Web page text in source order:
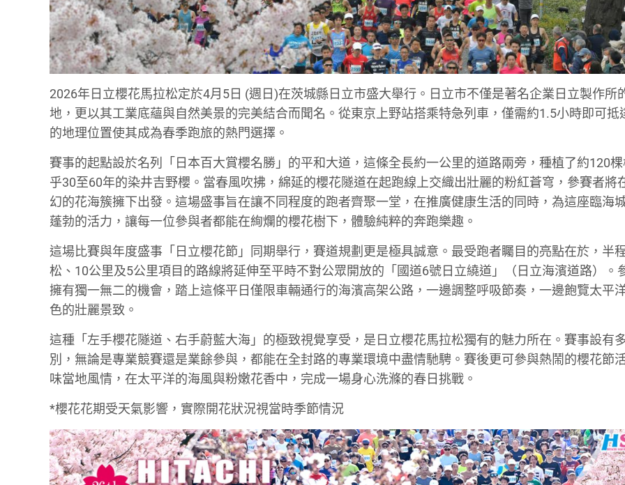
2026年日立櫻花馬拉松定於4月5日 (週日)在茨城縣日立市盛大舉行。日立市不僅是著名企業日立製作所
地，更以其工業底蘊與自然美景的完美結合而聞名。從東京上野站搭乘特急列車，僅需約1.5小時即可抵
的地理位置使其成為春季跑旅的熱門選擇。
賽事的起點設於名列「日本百大賞櫻名勝」的平和大道，這條全長約一公里的道路兩旁，種植了約120
乎30至60年的染井吉野櫻。當春風吹拂，綿延的櫻花隧道在起跑線上交織出壯麗的粉紅蒼穹，參賽者將
幻的花海簇擁下出發。這場盛事旨在讓不同程度的跑者齊聚一堂，在推廣健康生活的同時，為這座臨海
蓬勃的活力，讓每一位參與者都能在絢爛的櫻花樹下，體驗純粹的奔跑樂趣。
這場比賽與年度盛事「日立櫻花節」同期舉行，賽道規劃更是極具誠意。最受跑者矚目的亮點在於，半
松、10公里及5公里項目的路線將延伸至平時不對公眾開放的「國道6號日立繞道」（日立海濱道路）。
擁有獨一無二的機會，踏上這條平日僅限車輛通行的海濱高架公路，一邊調整呼吸節奏，一邊飽覽太平
色的壯麗景致。
這種「左手櫻花隧道、右手蔚藍大海」的極致視覺享受，是日立櫻花馬拉松獨有的魅力所在。賽事設有
別，無論是專業競賽還是業餘參與，都能在全封路的專業環境中盡情馳騁。賽後更可參與熱鬧的櫻花節
味當地風情，在太平洋的海風與粉嫩花香中，完成一場身心洗滌的春日挑戰。
*櫻花花期受天氣影響，實際開花狀況視當時季節情況